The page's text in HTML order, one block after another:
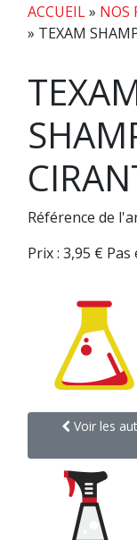
ACCUEIL» NOS
» TEXAM
Référence de
Prix : 3,95 € Pas
Voir les